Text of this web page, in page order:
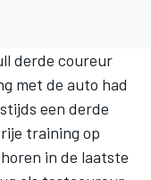
derde coureur
met de auto had
een derde
training op
in de laatste